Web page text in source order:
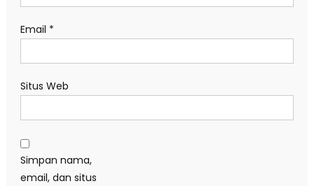
Email *
Situs Web
Simpan nama,
email, dan situs